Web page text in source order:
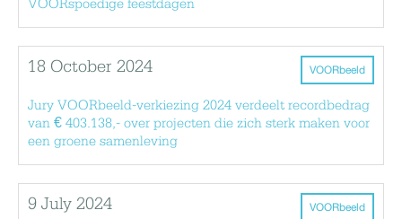
VOORspoedige feestdagen
VOORbeeld
18 October 2024
Jury VOORbeeld-verkiezing 2024 verdeelt recordbedrag
van € 403.138,- over projecten die zich sterk maken voor
een groene samenleving
VOORbeeld
9 July 2024